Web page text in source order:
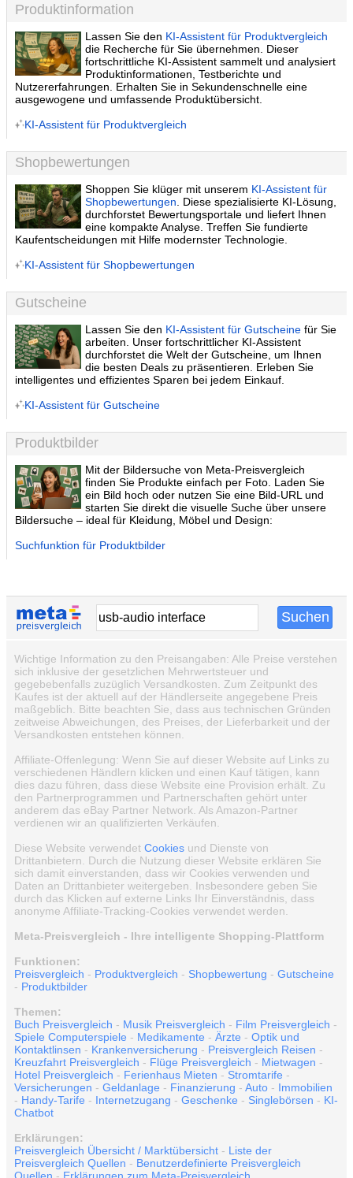
Produktinformation
Lassen Sie den KI-Assistent für Produktvergleich
die Recherche für Sie übernehmen. Dieser
fortschrittliche KI-Assistent sammelt und analysiert
Produktinformationen, Testberichte und
Nutzererfahrungen. Erhalten Sie in Sekundenschnelle eine
ausgewogene und umfassende Produktübersicht.
KI-Assistent für Produktvergleich
Shopbewertungen
Shoppen Sie klüger mit unserem KI-Assistent für
Shopbewertungen . Diese spezialisierte KI-Lösung,
durchforstet Bewertungsportale und liefert Ihnen
eine kompakte Analyse. Treffen Sie fundierte
Kaufentscheidungen mit Hilfe modernster Technologie.
KI-Assistent für Shopbewertungen
Gutscheine
Lassen Sie den KI-Assistent für Gutscheine für Sie
arbeiten. Unser fortschrittlicher KI-Assistent
durchforstet die Welt der Gutscheine, um Ihnen
die besten Deals zu präsentieren. Erleben Sie
intelligentes und effizientes Sparen bei jedem Einkauf.
KI-Assistent für Gutscheine
Produktbilder
Mit der Bildersuche von Meta-Preisvergleich
finden Sie Produkte einfach per Foto. Laden Sie
ein Bild hoch oder nutzen Sie eine Bild-URL und
starten Sie direkt die visuelle Suche über unsere
Bildersuche – ideal für Kleidung, Möbel und Design:
Suchfunktion für Produktbilder
Wichtige Information zu den Preisangaben: Alle Preise verstehen
sich inklusive der gesetzlichen Mehrwertsteuer und
gegebebenfalls zuzüglich Versandkosten. Zum Zeitpunkt des
Kaufes ist der aktuell auf der Händlerseite angegebene Preis
maßgeblich. Bitte beachten Sie, dass aus technischen Gründen
zeitweise Abweichungen, des Preises, der Lieferbarkeit und der
Versandkosten entstehen können.
Affiliate-Offenlegung: Wenn Sie auf dieser Website auf Links zu
verschiedenen Händlern klicken und einen Kauf tätigen, kann
dies dazu führen, dass diese Website eine Provision erhält. Zu
den Partnerprogrammen und Partnerschaften gehört unter
anderem das eBay Partner Network. Als Amazon-Partner
verdienen wir an qualifizierten Verkäufen.
Diese Website verwendet Cookies und Dienste von
Drittanbietern. Durch die Nutzung dieser Website erklären Sie
sich damit einverstanden, dass wir Cookies verwenden und
Daten an Drittanbieter weitergeben. Insbesondere geben Sie
durch das Klicken auf externe Links Ihr Einverständnis, dass
anonyme Affiliate-Tracking-Cookies verwendet werden.
Meta-Preisvergleich - Ihre intelligente Shopping-Plattform
Funktionen:
Preisvergleich - Produktvergleich - Shopbewertung - Gutscheine
- Produktbilder
Themen:
Buch Preisvergleich - Musik Preisvergleich - Film Preisvergleich -
Spiele Computerspiele - Medikamente - Ärzte - Optik und
Kontaktlinsen - Krankenversicherung - Preisvergleich Reisen -
Kreuzfahrt Preisvergleich - Flüge Preisvergleich - Mietwagen -
Hotel Preisvergleich - Ferienhaus Mieten - Stromtarife -
Versicherungen - Geldanlage - Finanzierung - Auto - Immobilien
- Handy-Tarife - Internetzugang - Geschenke - Singlebörsen - KI-
Chatbot
Erklärungen:
Preisvergleich Übersicht / Marktübersicht - Liste der
Preisvergleich Quellen - Benutzerdefinierte Preisvergleich